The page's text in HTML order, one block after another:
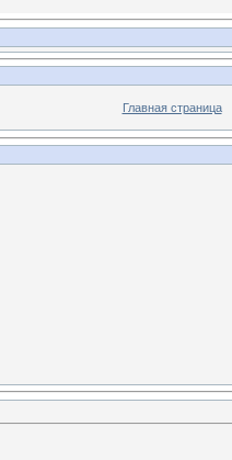
Главная страница